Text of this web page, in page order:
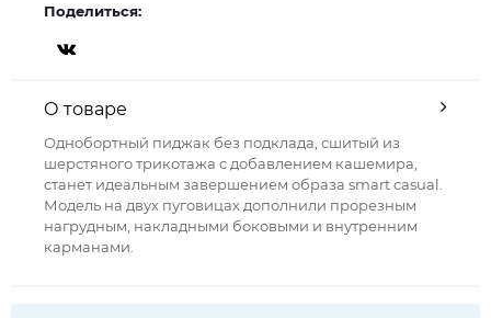
Поделиться:
О товаре
Однобортный пиджак без подклада, сшитый из
шерстяного трикотажа с добавлением кашемира,
станет идеальным завершением образа smart casual.
Модель на двух пуговицах дополнили прорезным
нагрудным, накладными боковыми и внутренним
карманами.